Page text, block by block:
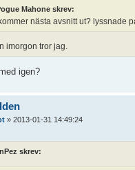
Mahone skrev:
nästa avsnitt ut? lyssnade
imorgon tror jag.
igen?
» 2013-01-31 14:49:24
skrev: